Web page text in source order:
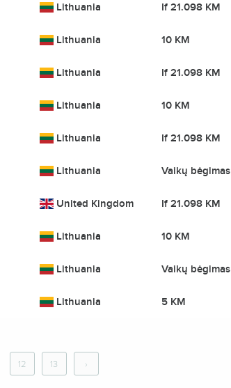
Lithuania If 21.098 KM
Lithuania 10 KM
Lithuania If 21.098 KM
Lithuania 10 KM
Lithuania If 21.098 KM
Lithuania Vaikų bėgimas
United Kingdom If 21.098 KM
Lithuania 10 KM
Lithuania Vaikų bėgimas
Lithuania 5 KM
12 13 ›